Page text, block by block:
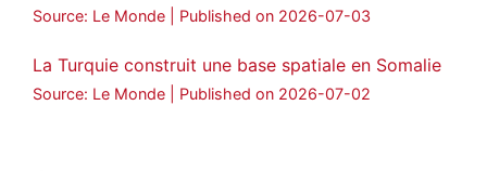
Source: Le Monde Published on 2026-07-03
La Turquie construit une base spatiale en Somalie
Source: Le Monde Published on 2026-07-02